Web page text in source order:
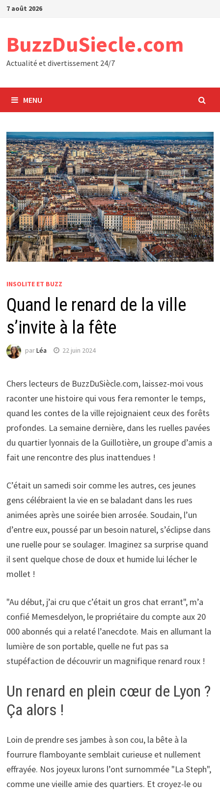
Passer
7 août 2026
BuzzDuSiecle.com
Actualité et divertissement 24/7
MENU
INSOLITE ET BUZZ
Quand le renard de la ville
s’invite à la fête
parLéa 22 juin 2024
Chers lecteurs de BuzzDuSiècle.com, laissez-moi vous
raconter une histoire qui vous fera remonter le temps,
quand les contes de la ville rejoignaient ceux des forêts
profondes. La semaine dernière, dans les ruelles pavées
du quartier lyonnais de la Guillotière, un groupe d’amis a
fait une rencontre des plus inattendues !
C’était un samedi soir comme les autres, ces jeunes
gens célébraient la vie en se baladant dans les rues
animées après une soirée bien arrosée. Soudain, l’un
d’entre eux, poussé par un besoin naturel, s’éclipse dans
une ruelle pour se soulager. Imaginez sa surprise quand
il sent quelque chose de doux et humide lui lécher le
mollet !
"Au début, j’ai cru que c’était un gros chat errant", m’a
confié Memesdelyon, le propriétaire du compte aux 20
000 abonnés qui a relaté l’anecdote. Mais en allumant la
lumière de son portable, quelle ne fut pas sa
stupéfaction de découvrir un magnifique renard roux !
Un renard en plein cœur de Lyon ?
Ça alors !
Loin de prendre ses jambes à son cou, la bête à la
fourrure flamboyante semblait curieuse et nullement
effrayée. Nos joyeux lurons l’ont surnommée "La Steph",
comme une vieille amie des quartiers. Et croyez-le ou